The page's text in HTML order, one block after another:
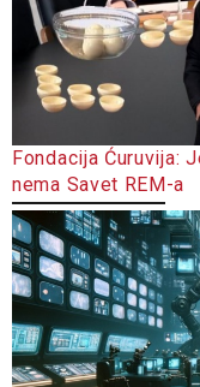
Fondacija Ćuruvija:
nema Savet REM-a